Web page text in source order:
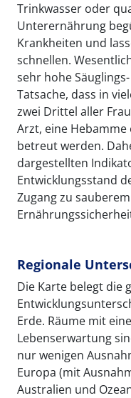
Trinkwasser oder
Unterernährung
Krankheiten und
schnellen.
sehr hohe
Tatsache, dass in
zwei Drittel aller
Arzt, eine
betreut werden.
dargestellten
Entwicklungsstand
Zugang zu
Regionale
Die Karte belegt die
Erde. Räume mit
Lebenserwartung
nur wenigen
Europa (mit
Australien und